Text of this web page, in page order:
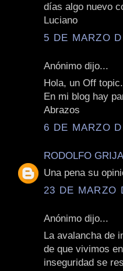
días algo nuevo
Luciano
5 DE MARZO
Anónimo dijo...
Hola, un Off topic.
En mi blog hay
Abrazos
6 DE MARZO
RODOLFO
Una pena su
23 DE MARZO
Anónimo dijo...
La avalancha de
de que vivimos
inseguridad se